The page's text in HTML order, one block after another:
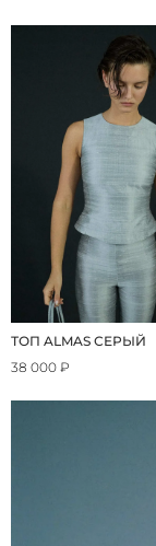
ТОП ALMAS СЕРЫЙ
38 000 ₽